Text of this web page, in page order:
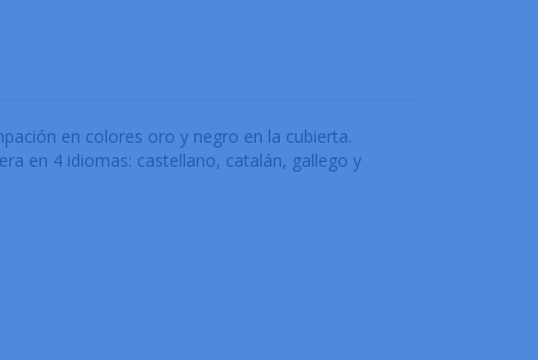
en colores oro y negro en la cubierta.
en 4 idiomas: castellano, catalán, gallego y